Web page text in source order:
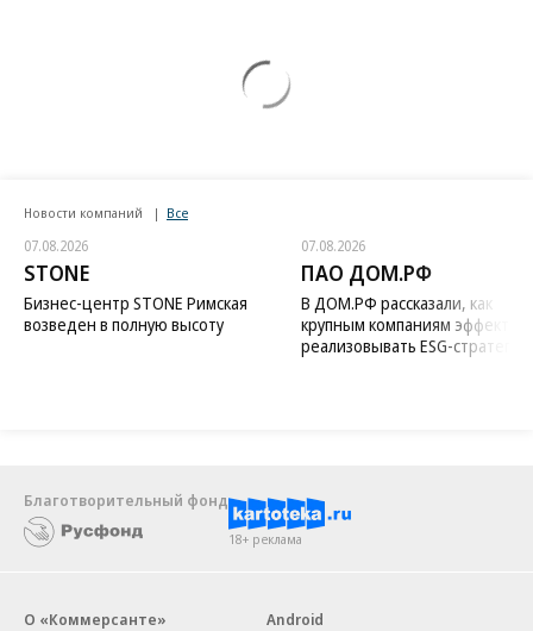
Новости компаний Все
07.08.2026
STONE
Бизнес-центр STONE Римская
возведен в полную высоту
07.08.2026
ПАО ДОМ.РФ
В ДОМ.РФ рассказали, как
крупным компаниям
реализовывать ESG-стратегию
Благотворительный фонд
18+ реклама
О «Коммерсанте»
Android